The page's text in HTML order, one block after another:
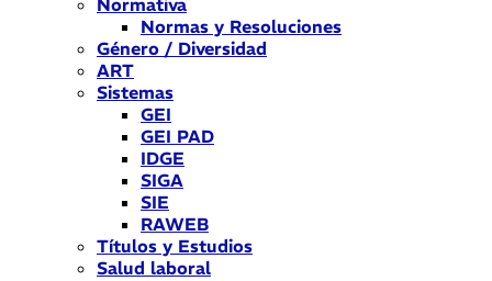
Normativa
Normas y Resoluciones
Género / Diversidad
ART
Sistemas
GEI
GEI PAD
IDGE
SIGA
SIE
RAWEB
Títulos y Estudios
Salud laboral